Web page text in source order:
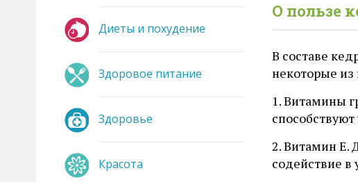
О пользе
В составе
некоторые из
1. Витамины
2. Витамин Е.
содействие в
Диеты и похудение
Здоровое питание
Здоровье
Красота